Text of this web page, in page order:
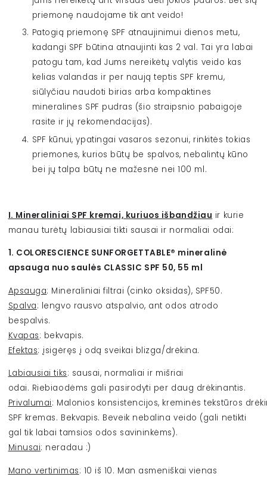
priemonę naudojame tik ant veido!
Patogią priemonę SPF atnaujinimui dienos metu,
kadangi SPF būtina atnaujinti kas 2 val. Tai yra labai
patogu tam, kad Jums nereikėtų valytis veido kas
kelias valandas ir per naują teptis SPF kremu,
siūlyčiau naudoti birias arba kompaktines
mineralines SPF pudras (šio straipsnio pabaigoje
rasite ir jų rekomendacijas).
SPF kūnui, ypatingai vasaros sezonui, rinkitės tokias
priemones, kurios būtų be spalvos, nebalintų kūno
bei jų talpa būtų ne mažesnė nei 100 ml.
I. Mineraliniai SPF kremai, kuriuos išbandžiau ir kurie
manau turėtų labiausiai tikti sausai ir normaliai odai:
1. COLORESCIENCE SUNFORGETTABLE® mineralinė
apsauga nuo saulės CLASSIC SPF 50, 55 ml
Apsauga: Mineraliniai filtrai (cinko oksidas), SPF50.
Spalva: lengvo rausvo atspalvio, ant odos atrodo
bespalvis.
Kvapas: bekvapis.
Efektas: įsigėręs į odą sveikai blizga/drėkina.
Labiausiai tiks: sausai, normaliai ir mišriai
odai. Riebiaodėms gali pasirodyti per daug drėkinantis.
Privalumai: Malonios konsistencijos, kreminės tekstūros
SPF kremas. Bekvapis. Beveik nebalina veido (gali netikti
gal tik labai tamsios odos savininkėms).
Minusai: neradau :)
Mano vertinimas: 10 iš 10. Man asmeniškai vienas